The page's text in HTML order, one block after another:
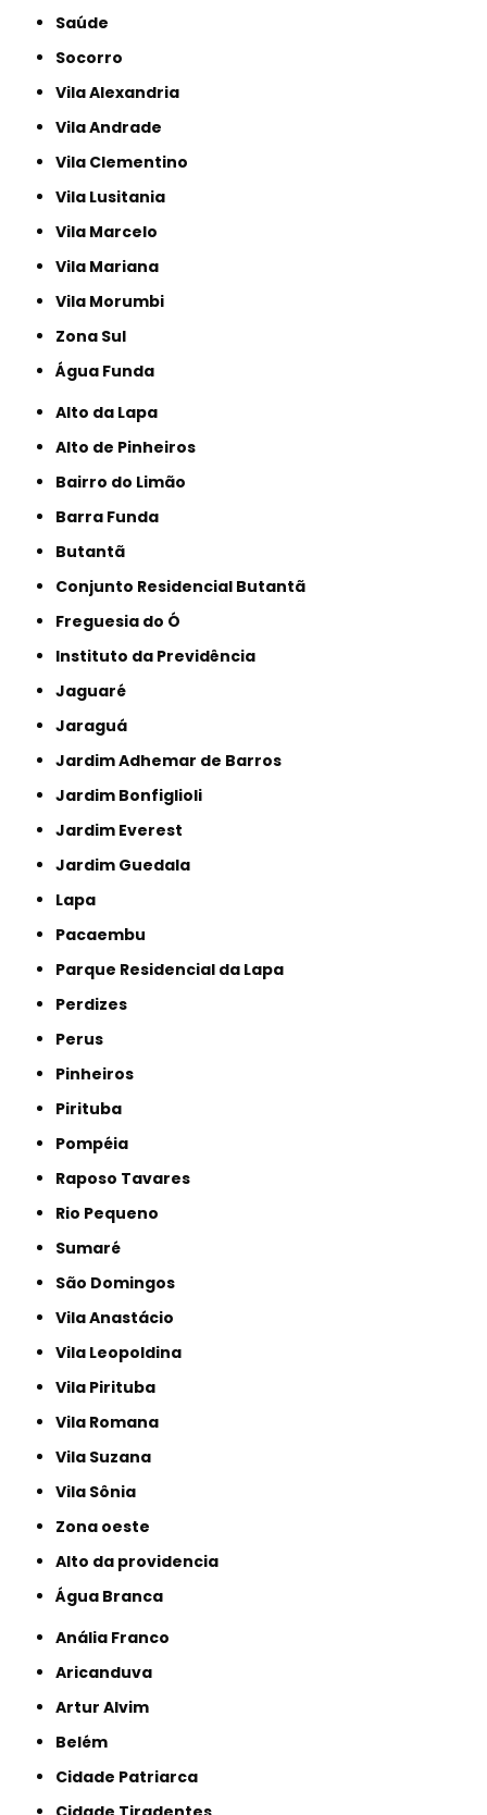
Saúde
Socorro
Vila Alexandria
Vila Andrade
Vila Clementino
Vila Lusitania
Vila Marcelo
Vila Mariana
Vila Morumbi
Zona Sul
Água Funda
Alto da Lapa
Alto de Pinheiros
Bairro do Limão
Barra Funda
Butantã
Conjunto Residencial Butantã
Freguesia do Ó
Instituto da Previdência
Jaguaré
Jaraguá
Jardim Adhemar de Barros
Jardim Bonfiglioli
Jardim Everest
Jardim Guedala
Lapa
Pacaembu
Parque Residencial da Lapa
Perdizes
Perus
Pinheiros
Pirituba
Pompéia
Raposo Tavares
Rio Pequeno
Sumaré
São Domingos
Vila Anastácio
Vila Leopoldina
Vila Pirituba
Vila Romana
Vila Suzana
Vila Sônia
Zona oeste
alto da providencia
Água Branca
Anália Franco
Aricanduva
Artur Alvim
Belém
Cidade Patriarca